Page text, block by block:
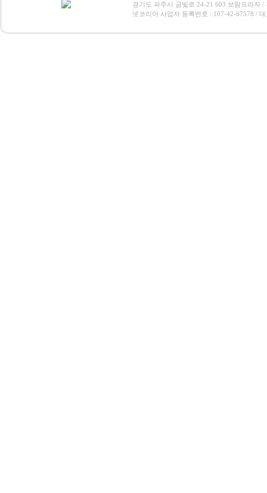
경기도 파주시 금빛로 24-21 603 보람프라자
넷코리아 사업자 등록번호 : 107-42-67578 /